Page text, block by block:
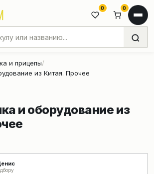
0 0
и прицепы
из Китая. Прочее
и оборудование из